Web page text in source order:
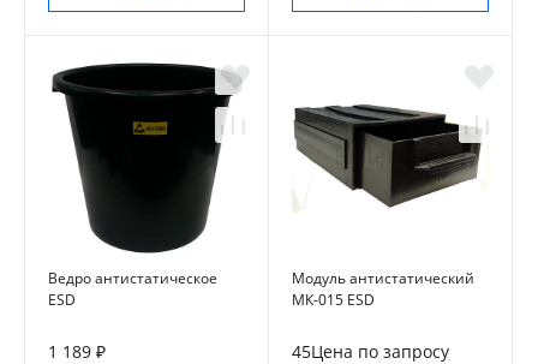
Ведро антистатическое
ESD
1 189 ₽
Модуль антистатический
МК-015 ESD
45Цена по запросу